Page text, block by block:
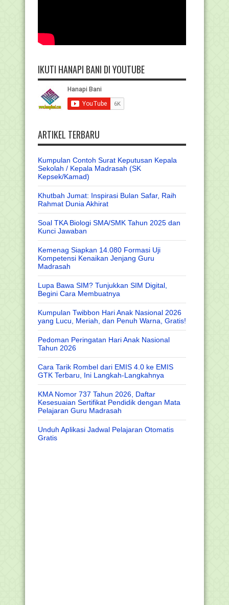
IKUTI HANAPI BANI DI YOUTUBE
ARTIKEL TERBARU
Kumpulan Contoh Surat Keputusan Kepala
Sekolah / Kepala Madrasah (SK
Kepsek/Kamad)
Khutbah Jumat: Inspirasi Bulan Safar, Raih
Rahmat Dunia Akhirat
Soal TKA Biologi SMA/SMK Tahun 2025 dan
Kunci Jawaban
Kemenag Siapkan 14.080 Formasi Uji
Kompetensi Kenaikan Jenjang Guru
Madrasah
Lupa Bawa SIM? Tunjukkan SIM Digital,
Begini Cara Membuatnya
Kumpulan Twibbon Hari Anak Nasional 2026
yang Lucu, Meriah, dan Penuh Warna, Gratis!
Pedoman Peringatan Hari Anak Nasional
Tahun 2026
Cara Tarik Rombel dari EMIS 4.0 ke EMIS
GTK Terbaru, Ini Langkah-Langkahnya
KMA Nomor 737 Tahun 2026, Daftar
Kesesuaian Sertifikat Pendidik dengan Mata
Pelajaran Guru Madrasah
Unduh Aplikasi Jadwal Pelajaran Otomatis
Gratis